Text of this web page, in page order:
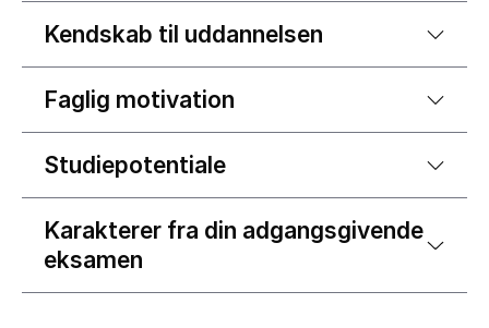
Kendskab til uddannelsen
Faglig motivation
Studiepotentiale
Karakterer fra din adgangsgivende
eksamen